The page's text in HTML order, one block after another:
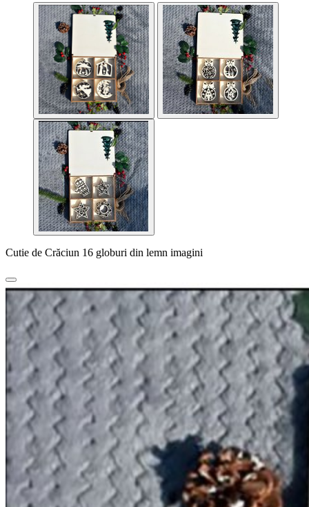
Cutie de Crăciun 16 globuri din lemn imagini